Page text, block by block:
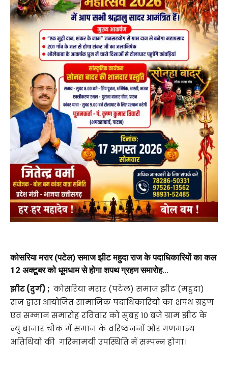
कोसरिया मरार (पटेल) समाज झीट महुदा राज के पदाधिकारियों का कल
12 अक्टूबर को धूमधाम से होगा शपथ ग्रहण समारोह…
झीट (दुर्ग) ; कोसरिया मरार (पटेल) समाज झीट (महुदा)
राज द्वारा आयोजित सामाजिक पदाधिकारियों का शपथ ग्रहण
एवं सम्मान समारोह रविवार को सुबह 10 बजे ग्राम झीट के
न्यु बाजार चौक में समाज के वरिष्ठजनों और गणमान्य
अतिथियों की गरिमामयी उपस्थिति में सम्पन्न होगा।